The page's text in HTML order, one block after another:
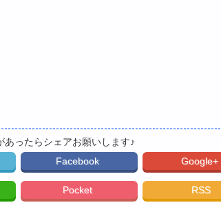
ったらシェアお願いします♪
Facebook Google+
Pocket RSS